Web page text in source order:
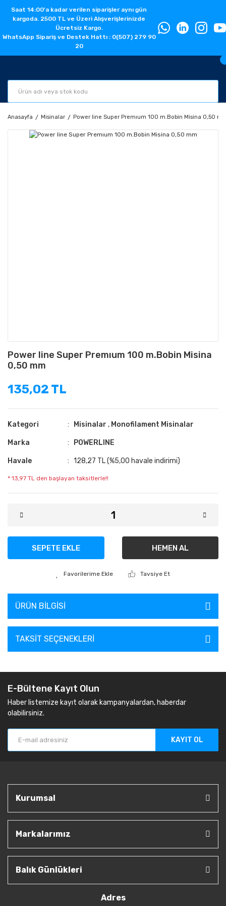
Saat 14:00'a kadar verilen siparişler aynı gün
kargoda. 2500 TL ve Üzeri Alışverişlerinizde
Ücretsiz Kargo.
WhatsApp Sipariş ve Destek Hattı : 0(507) 279 90
20
Anasayfa Misinalar Power line Super Premıum 100 m.Bobin Misina 0,50
Power line Super Premıum 100 m.Bobin Misina
0,50 mm
135,02 TL
Kategori Misinalar , Monofilament Misinalar
Marka POWERLINE
Havale 128,27 TL (%5,00 havale indirimi)
* 13,97 TL den başlayan taksitlerle!!
SEPETE EKLE HEMEN AL
Tavsiye Et
ÜRÜN BILGISI
TAKSIT SEÇENEKLERI
E-Bültene Kayıt Olun
Haber listemize kayıt olarak kampanyalardan, haberdar
olabilirsiniz.
KAYIT OL
Kurumsal
Markalarımız
Balık Günlükleri
Adres